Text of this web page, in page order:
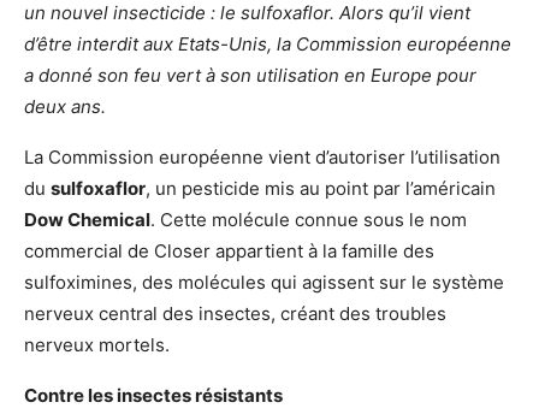
un nouvel insecticide : le sulfoxaflor. Alors qu’il vient
d’être interdit aux Etats-Unis, la Commission européenne
a donné son feu vert à son utilisation en Europe pour
deux ans.
La Commission européenne vient d’autoriser l’utilisation
du sulfoxaflor, un pesticide mis au point par l’américain
Dow Chemical. Cette molécule connue sous le nom
commercial de Closer appartient à la famille des
sulfoximines, des molécules qui agissent sur le système
nerveux central des insectes, créant des troubles
nerveux mortels.
Contre les insectes résistants